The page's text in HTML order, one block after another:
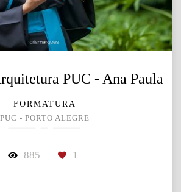
PUC - Ana Paula
FORMATURA
PUC - PORTO ALEGRE
885 1